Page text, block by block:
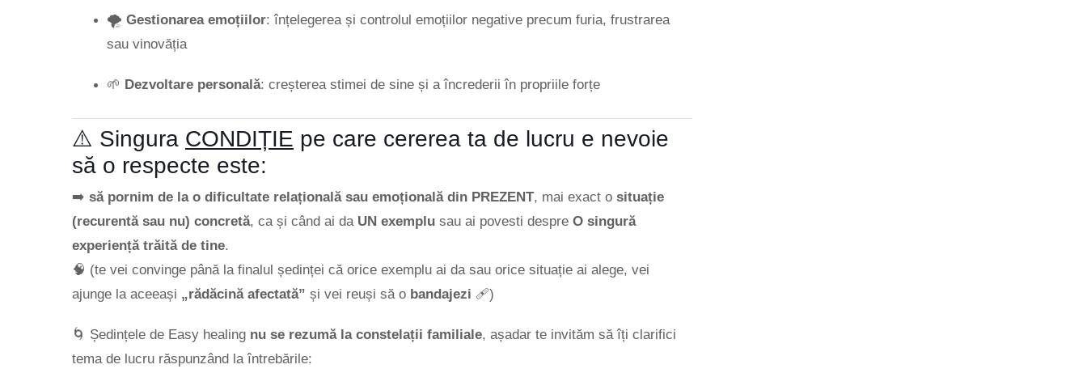
🌪️ Gestionarea emoțiilor: înțelegerea și controlul emoțiilor negative precum furia, frustrarea
sau vinovăția
🌱 Dezvoltare personală: creșterea stimei de sine și a încrederii în propriile forțe
⚠️ Singura CONDIȚIE pe care cererea ta de lucru e nevoie
să o respecte este:
➡️ să pornim de la o dificultate relațională sau emoțională din PREZENT, mai exact o situație
(recurentă sau nu) concretă, ca și când ai da UN exemplu sau ai povesti despre O singură
experiență trăită de tine.
🧠 (te vei convinge până la finalul ședinței că orice exemplu ai da sau orice situație ai alege, vei
ajunge la aceeași „rădăcină afectată” și vei reuși să o bandajezi 🩹)
🌀 Ședințele de Easy healing nu se rezumă la constelații familiale, așadar te invităm să îți clarifici
tema de lucru răspunzând la întrebările: